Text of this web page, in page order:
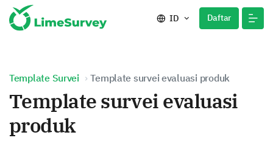
ID Daftar
Template Survei Template survei evaluasi produk
Template survei evaluasi
produk